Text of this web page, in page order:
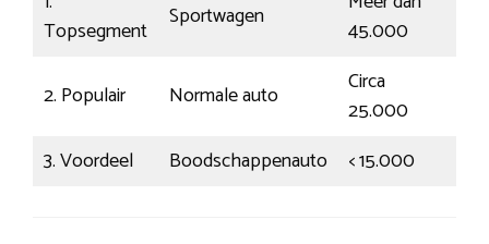
Topsegment
Sportwagen
45.000
2. Populair Normale auto
Circa
25.000
3. Voordeel
Boodschappenauto < 15.000